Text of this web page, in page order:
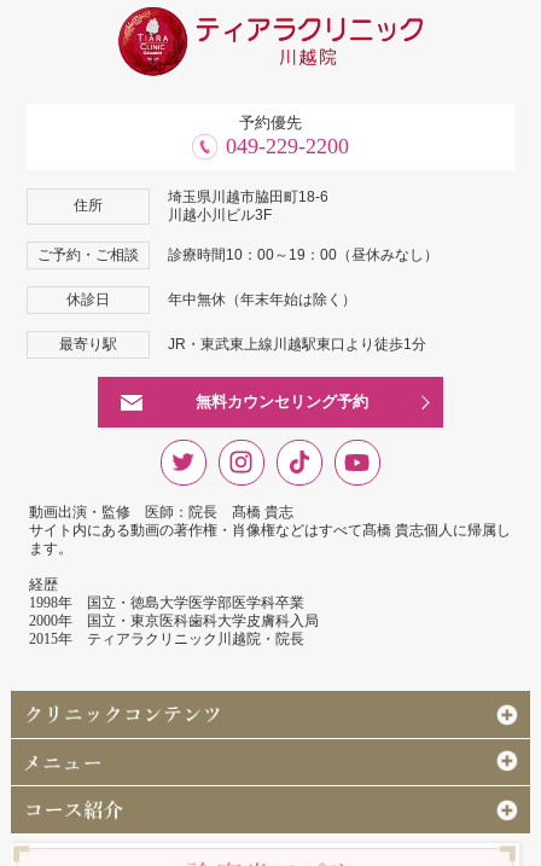
予約優先
049-229-2200
住所
埼玉県川越市脇田町18-6
川越小川ビル3F
ご予約・ご相談 診療時間10：00～19：00（昼休みなし）
休診日 年中無休（年末年始は除く）
最寄り駅 JR・東武東上線川越駅東口より徒歩1分
無料カウンセリング予約
動画出演・監修 医師：院長 髙橋 貴志
サイト内にある動画の著作権・肖像権などはすべて髙橋 貴志個人に帰属し
ます。
経歴
1998年 国立・徳島大学医学部医学科卒業
2000年 国立・東京医科歯科大学皮膚科入局
2015年 ティアラクリニック川越院・院長